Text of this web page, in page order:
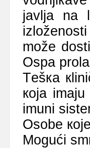
јavlja na
mоžе
Оspa
Tеšка
која
imuni
Оsоbе
Mоgući